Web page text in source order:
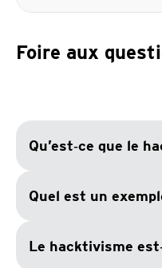
Foire aux
Qu’est‑ce que le
Quel est un
Le hacktivisme